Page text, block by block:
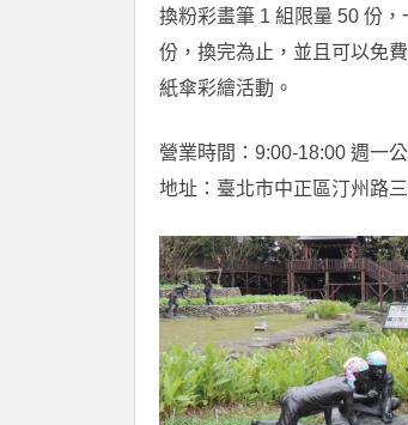
換粉彩畫筆 1 組限量 50 份
份，換完為止，並且可以免
紙傘彩繪活動。
營業時間：9:00-18:00 週一
地址：臺北市中正區汀州路